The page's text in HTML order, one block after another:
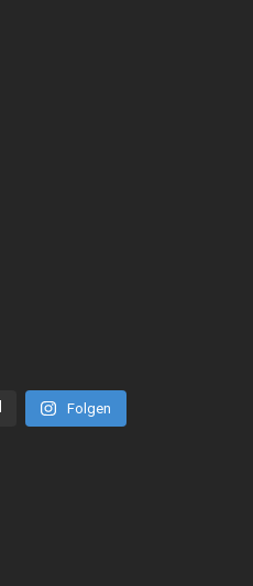
Folgen